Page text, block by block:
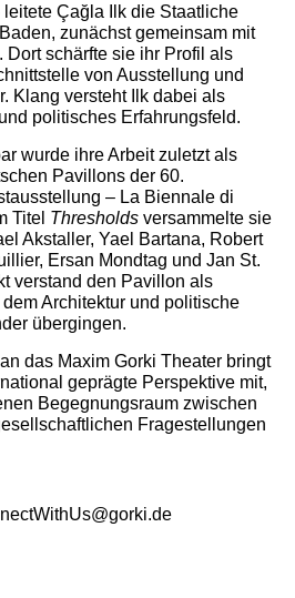
Çağla Ilk die Staatliche
zunächst gemeinsam mit
Dort schärfte sie ihr Profil als
von Ausstellung und
Klang versteht Ilk dabei als
politisches Erfahrungsfeld.
wurde ihre Arbeit zuletzt als
Pavillons der 60.
– La Biennale di
Titel Thresholdsversammelte sie
Akstaller, Yael Bartana, Robert
Ersan Mondtag und Jan St.
verstand den Pavillon als
Architektur und politische
übergingen.
das Maxim Gorki Theater bringt
geprägte Perspektive mit,
Begegnungsraum zwischen
Fragestellungen